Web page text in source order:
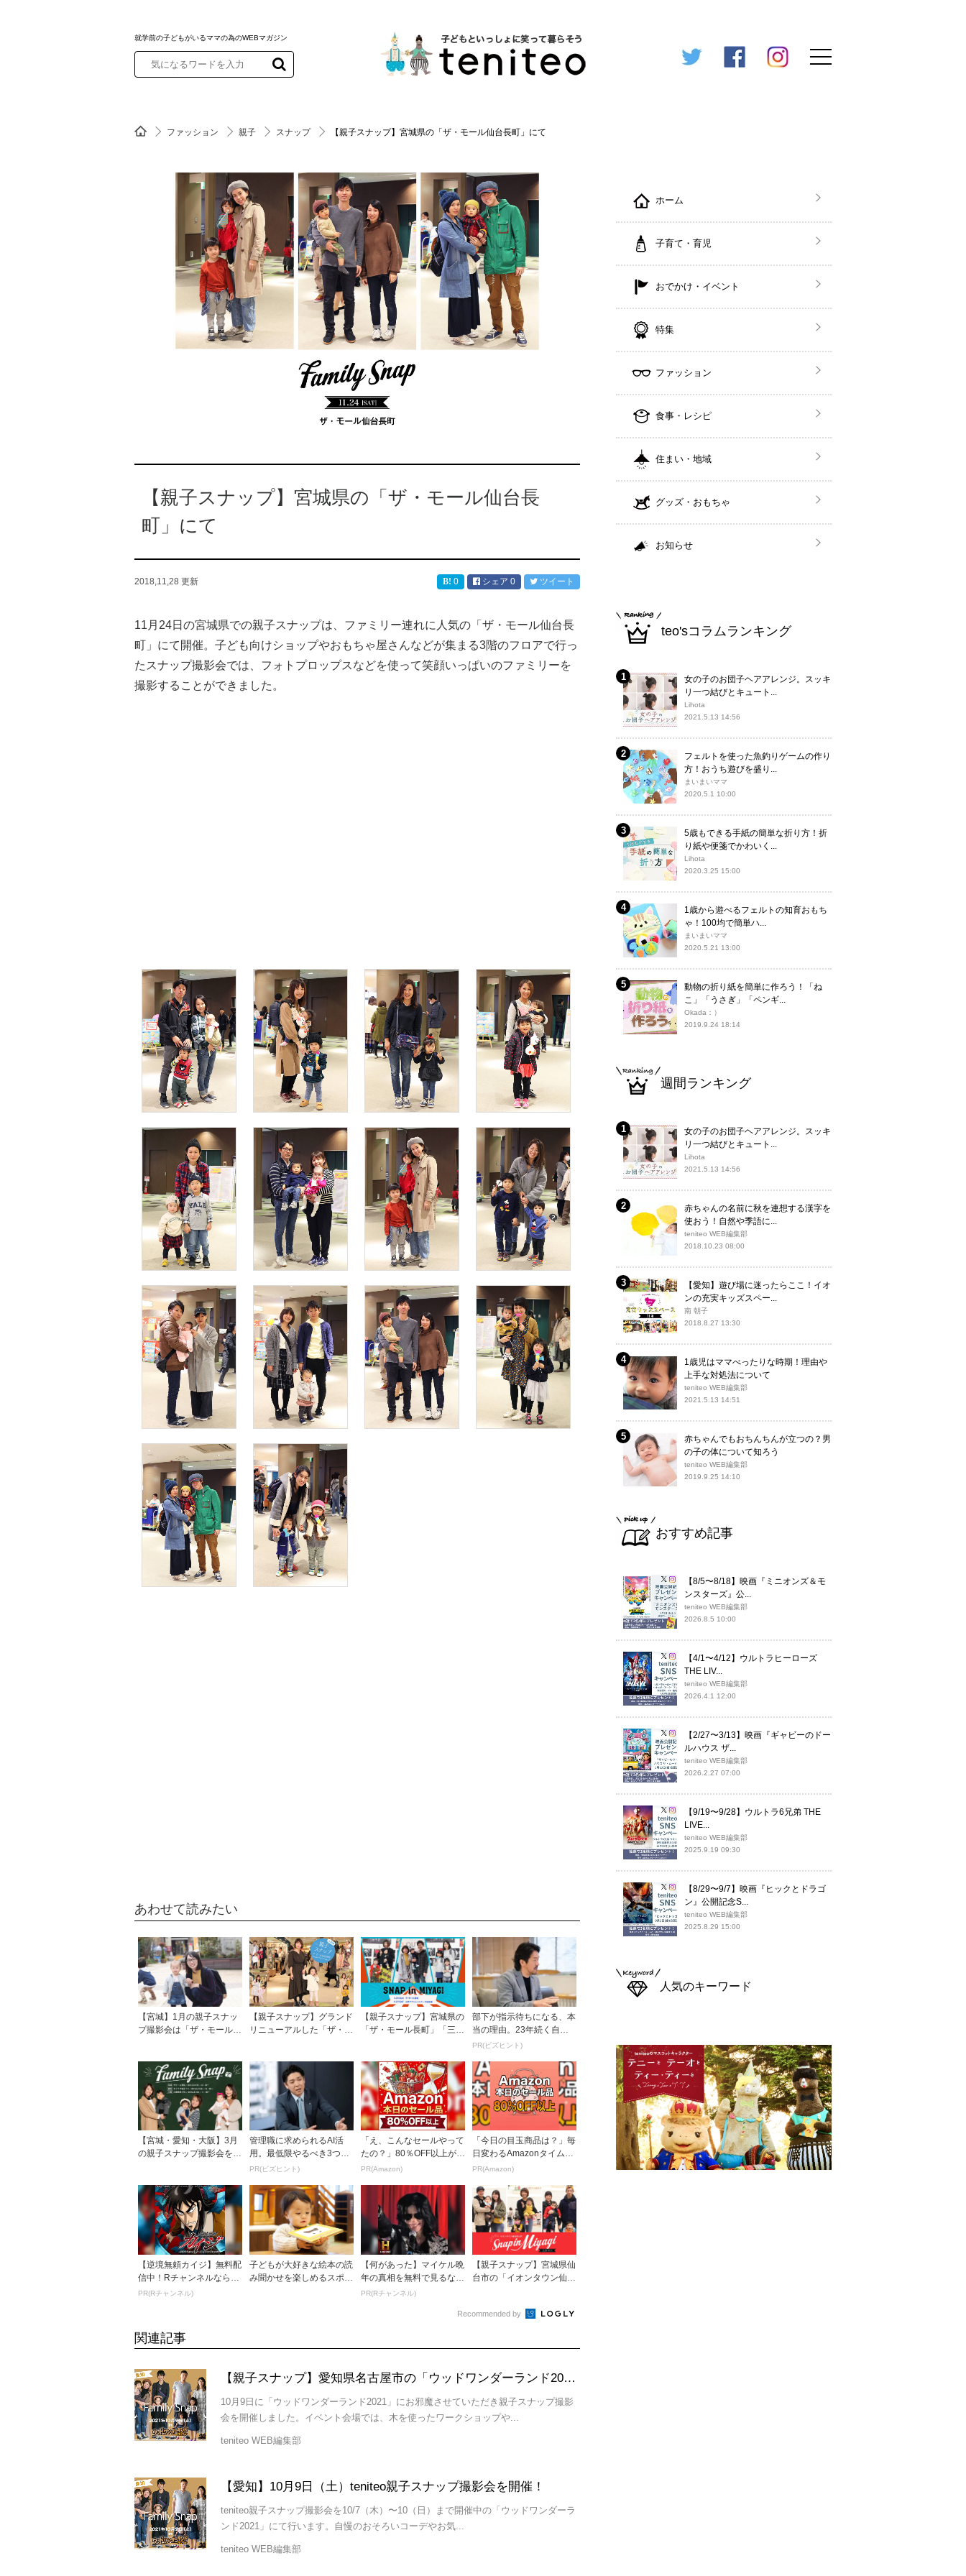
就学前の子どもがいるママの為のWEBマガジン
ファッション 親子 スナップ 【親子スナップ】宮城県の「ザ・モール仙台長町」にて
【親子スナップ】宮城県の「ザ・モール仙台長
町」にて
2018,11,28 更新 0 シェア 0 ツイート
11月24日の宮城県での親子スナップは、ファミリー連れに人気の「ザ・モール仙台長
町」にて開催。子ども向けショップやおもちゃ屋さんなどが集まる3階のフロアで行っ
たスナップ撮影会では、フォトプロップスなどを使って笑顔いっぱいのファミリーを
撮影することができました。
あわせて読みたい
【宮城】1月の親子スナッ
プ撮影会は「ザ・モール仙
【親子スナップ】グランド
リニューアルした「ザ・モ
【親子スナップ】宮城県の
「ザ・モール長町」「三井
部下が指示待ちになる、本
当の理由。23年続く自律
型組織に共通する「3つの
PR(ビズヒント)
【宮城・愛知・大阪】3月
の親子スナップ撮影会を開
管理職に求められるAI活
用。最低限やるべき3つの
ことと、NGな自己認識
PR(ビズヒント)
「え、こんなセールやって
たの？」80％OFF以上が
続々登場！Amazonの本気
PR(Amazon)
「今日の目玉商品は？」毎
日変わるAmazonタイムセ
ールが見逃せない
PR(Amazon)
【逆境無頼カイジ】無料配
信中！Rチャンネルなら登
録不要！
PR(Rチャンネル)
子どもが大好きな絵本の読
み聞かせを楽しめるスポッ
【何があった】マイケル晩
年の真相を無料で見るなら
Rチャンネル
PR(Rチャンネル)
【親子スナップ】宮城県仙
台市の「イオンタウン仙台
Recommended by
関連記事
【親子スナップ】愛知県名古屋市の「ウッドワンダーランド2021」にて
10月9日に「ウッドワンダーランド2021」にお邪魔させていただき親子スナップ撮影
会を開催しました。イベント会場では、木を使ったワークショップや...
teniteo WEB編集部
【愛知】10月9日（土）teniteo親子スナップ撮影会を開催！
teniteo親子スナップ撮影会を10/7（木）〜10（日）まで開催中の「ウッドワンダーラ
ンド2021」にて行います。自慢のおそろいコーデやお気...
teniteo WEB編集部
ホーム
子育て・育児
おでかけ・イベント
特集
ファッション
食事・レシピ
住まい・地域
グッズ・おもちゃ
お知らせ
teo'sコラムランキング
女の子のお団子ヘアアレンジ。スッキ
リ一つ結びとキュート...
Lihota
2021.5.13 14:56
フェルトを使った魚釣りゲームの作り
方！おうち遊びを盛り...
まいまいママ
2020.5.1 10:00
5歳もできる手紙の簡単な折り方！折
り紙や便箋でかわいく...
Lihota
2020.3.25 15:00
1歳から遊べるフェルトの知育おもち
ゃ！100均で簡単ハ...
まいまいママ
2020.5.21 13:00
動物の折り紙を簡単に作ろう！「ね
こ」「うさぎ」「ペンギ...
Okada：）
2019.9.24 18:14
週間ランキング
女の子のお団子ヘアアレンジ。スッキ
リ一つ結びとキュート...
Lihota
2021.5.13 14:56
赤ちゃんの名前に秋を連想する漢字を
使おう！自然や季語に...
teniteo WEB編集部
2018.10.23 08:00
【愛知】遊び場に迷ったらここ！イオ
ンの充実キッズスペー...
南 朝子
2018.8.27 13:30
1歳児はママべったりな時期！理由や
上手な対処法について
teniteo WEB編集部
2021.5.13 14:51
赤ちゃんでもおちんちんが立つの？男
の子の体について知ろう
teniteo WEB編集部
2019.9.25 14:10
おすすめ記事
【8/5〜8/18】映画『ミニオンズ＆モ
ンスターズ』公...
teniteo WEB編集部
2026.8.5 10:00
【4/1〜4/12】ウルトラヒーローズ
THE LIV...
teniteo WEB編集部
2026.4.1 12:00
【2/27〜3/13】映画『ギャビーのドー
ルハウス ザ...
teniteo WEB編集部
2026.2.27 07:00
【9/19〜9/28】ウルトラ6兄弟 THE
LIVE...
teniteo WEB編集部
2025.9.19 09:30
【8/29〜9/7】映画『ヒックとドラゴ
ン』公開記念S...
teniteo WEB編集部
2025.8.29 15:00
人気のキーワード